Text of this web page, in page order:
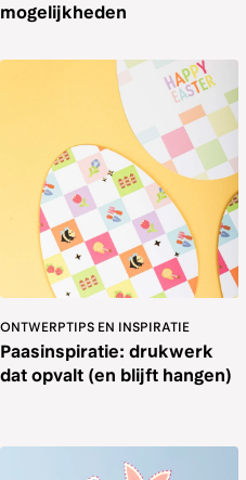
mogelijkheden
ONTWERPTIPS EN INSPIRATIE
Paasinspiratie: drukwerk
dat opvalt (en blijft hangen)